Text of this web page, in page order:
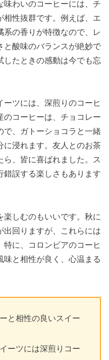
味わいのコーヒーには、チ
相性抜群です。例えば、エ
の香りが特徴なので、レ
と酸味のバランスが絶妙で
したときの感動は今でも忘
ーツには、深煎りのコーヒ
のコーヒーは、チョコレー
で、ガトーショコラと一緒
に浸れます。友人とのお茶
、皆に喜ばれました。ス
錯誤する楽しさもあります
楽しむのもいいです。秋に
出回りますが、これらには
に、コロンビアのコーヒ
味と相性が良く、心温まる
と相性の良いスイー
ーツには深煎りコー